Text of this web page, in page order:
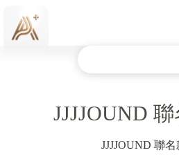
JJJJOUND
JJJJOUND 聯